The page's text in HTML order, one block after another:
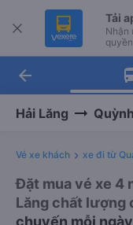
Tải
Nhận
quyền
Tải
-30k/
arrow_back
Hải Lăng
Vé xe khách xe đi từ
Đặt mua vé xe 4
Lăng chất lượng
chuyến mỗi ngày